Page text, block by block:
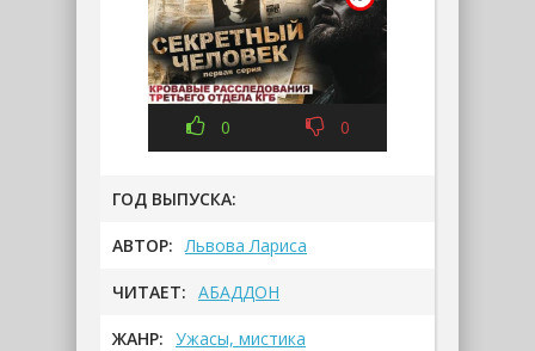
0 0
ГОД ВЫПУСКА:
АВТОР: Львова Лариса
ЧИТАЕТ: АБАДДОН
ЖАНР: Ужасы, мистика